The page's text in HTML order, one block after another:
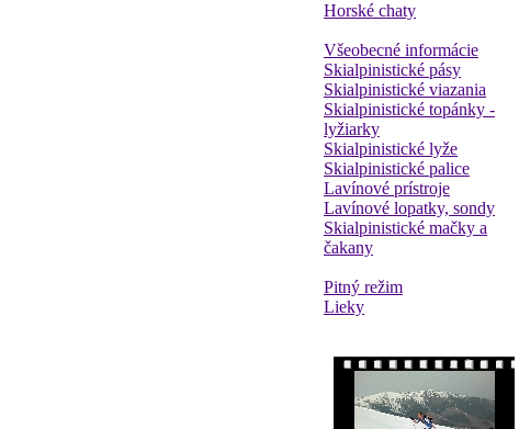
Horské chaty
Všeobecné informácie
Skialpinistické pásy
Skialpinistické viazania
Skialpinistické topánky -
lyžiarky
Skialpinistické lyže
Skialpinistické palice
Lavínové prístroje
Lavínové lopatky, sondy
Skialpinistické mačky a
čakany
Pitný režim
Lieky